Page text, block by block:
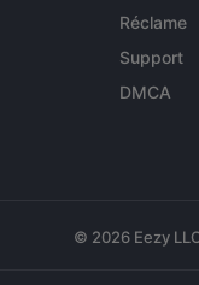
Réclame
Support
DMCA
© 2026 Eezy